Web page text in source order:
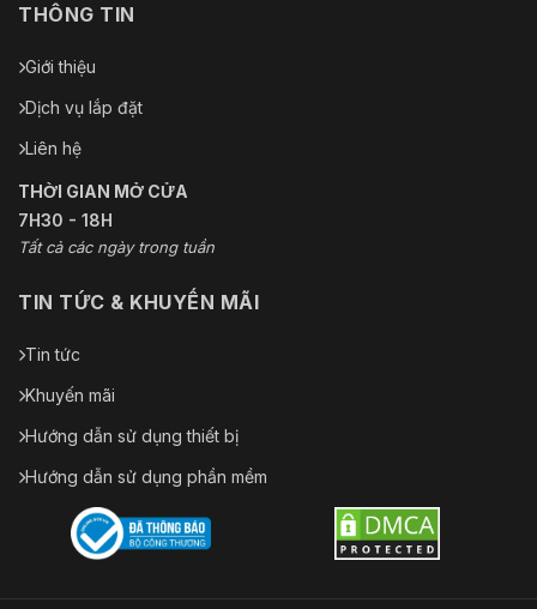
THÔNG TIN
Giới thiệu
Dịch vụ lắp đặt
Liên hệ
THỜI GIAN MỞ CỬA
7H30 - 18H
Tất cả các ngày trong tuần
TIN TỨC & KHUYẾN MÃI
Tin tức
Khuyến mãi
Hướng dẫn sử dụng thiết bị
Hướng dẫn sử dụng phần mềm